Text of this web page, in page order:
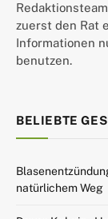
zuerst den Rat
Informationen
benutzen.
BELIEBTE
natürlichem Weg